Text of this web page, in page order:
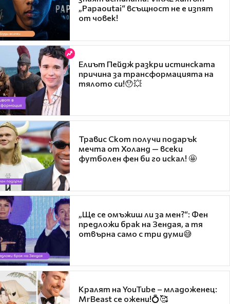
„Papaoutai“ всъщност не е изпят
от човек!
Елиът Пейдж разкри истинската
причина за трансформацията на
тялото си!😯💥
Травис Скот получи подарък
мечта от Холанд — всеки
футболен фен би го искал! 🤩
„Ще се омъжиш ли за мен?“: Фен
предложи брак на Зендая, а тя
отвърна само с три думи😅
Кралят на YouTube – младоженец:
MrBeast се ожени!💍🥰